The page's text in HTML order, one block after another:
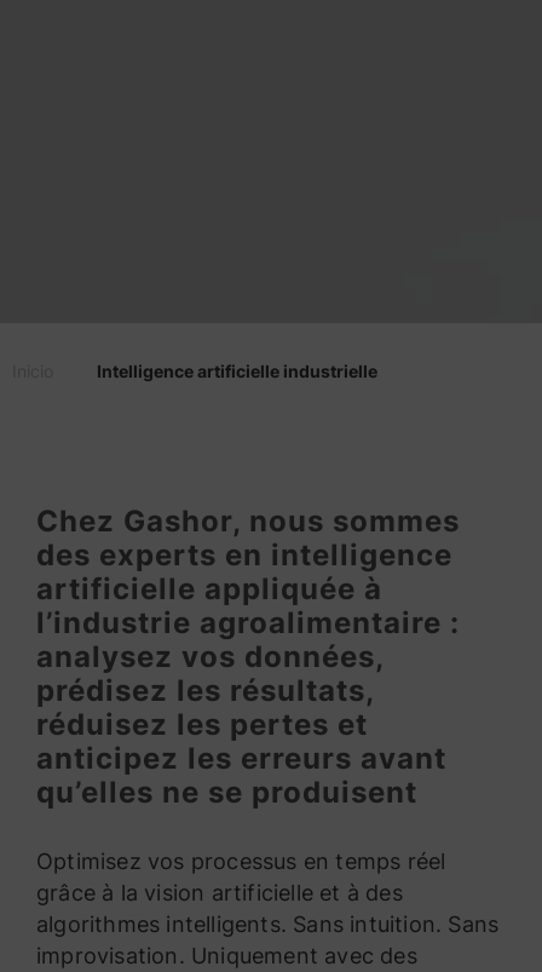
Intelligence artificielle industrielle
Chez Gashor, nous sommes
des experts en intelligence
artificielle appliquée à
l’industrie agroalimentaire :
analysez vos données,
prédisez les résultats,
réduisez les pertes et
anticipez les erreurs avant
qu’elles ne se produisent
Optimisez vos processus en temps réel
grâce à la vision artificielle et à des
algorithmes intelligents. Sans intuition. Sans
improvisation. Uniquement avec des